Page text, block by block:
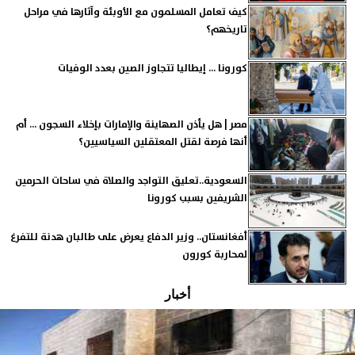
كيف تعامل المسلمون مع الأوبئة وآثارها في مراحل
تاريخهم؟
كورونا ... إيطاليا تتجاوز الصين بعدد الوفيات
مصر | هل يأذن الصهاينة والإمارات بإخلاء السجون ... أم
أنها فرصة لقتل المعتقلين السياسيين؟
السعودية..تعليق التواجد والصلاة في ساحات الحرمين
الشريفين بسبب كورونا
أفغانستان.. وزير الدفاع يعرض على طالبان هدنة للتفرغ
لمحاربة كورون
أخبار